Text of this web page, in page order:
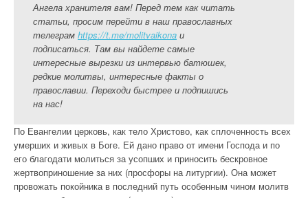
Ангела хранителя вам! Перед тем как читать
статьи, просим перейти в наш православных
телеграм https://t.me/molitvaikona и
подписаться. Там вы найдете самые
интересные вырезки из интервью батюшек,
редкие молитвы, интересные факты о
православии. Переходи быстрее и подпишись
на нас!
По Евангелии церковь, как тело Христово, как сплоченность всех
умерших и живых в Боге. Ей дано право от имени Господа и по
его благодати молиться за усопших и приносить бескровное
жертвоприношение за них (просфоры на литургии). Она может
провожать покойника в последний путь особенным чином молитв